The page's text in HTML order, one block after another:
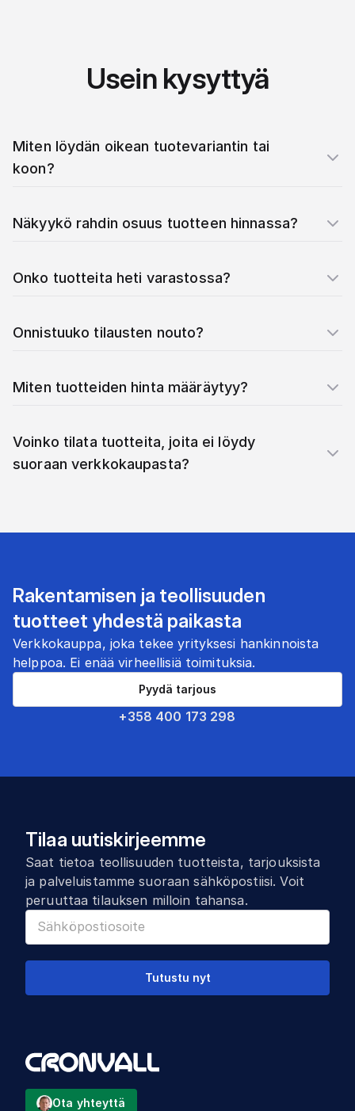
Usein kysyttyä
Miten löydän oikean tuotevariantin tai
koon?
Näkyykö rahdin osuus tuotteen hinnassa?
Onko tuotteita heti varastossa?
Onnistuuko tilausten nouto?
Miten tuotteiden hinta määräytyy?
Voinko tilata tuotteita, joita ei löydy
suoraan verkkokaupasta?
Rakentamisen ja teollisuuden
tuotteet yhdestä paikasta
Verkkokauppa, joka tekee yrityksesi hankinnoista
helppoa. Ei enää virheellisiä toimituksia.
+358 400 173 298
Pyydä tarjous
Tilaa uutiskirjeemme
Saat tietoa teollisuuden tuotteista, tarjouksista
ja palveluistamme suoraan sähköpostiisi. Voit
peruuttaa tilauksen milloin tahansa.
Tutustu nyt
Ota yhteyttä